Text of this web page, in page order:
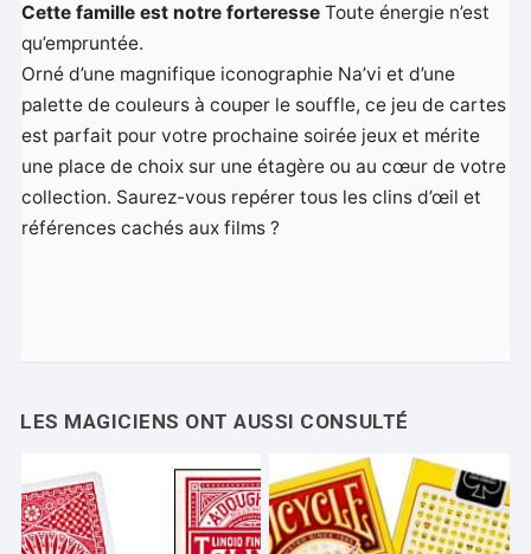
Cette famille est notre forteresse Toute énergie n’est
qu’empruntée.
Orné d’une magnifique iconographie Na’vi et d’une
palette de couleurs à couper le souffle, ce jeu de cartes
est parfait pour votre prochaine soirée jeux et mérite
une place de choix sur une étagère ou au cœur de votre
collection. Saurez-vous repérer tous les clins d’œil et
références cachés aux films ?